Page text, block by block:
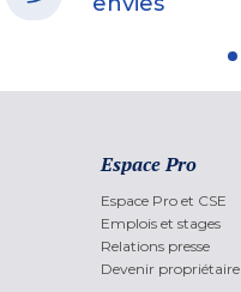
Espace Pro
Espace Pro et CSE
Emplois et stages
Relations presse
Devenir propriétaire